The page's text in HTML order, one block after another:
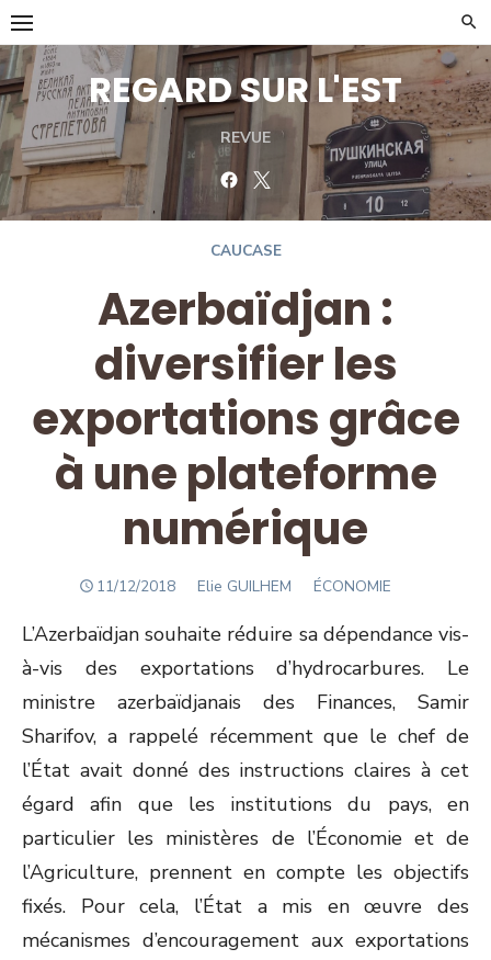
Skip
to
content
REGARD SUR L'EST
REVUE
FacebookTwitter
CAUCASE
Azerbaïdjan :
diversifier les
exportations grâce
à une plateforme
numérique
POSTED
11/12/2018 Author
Elie GUILHEM ÉCONOMIE
L’Azerbaïdjan souhaite réduire sa dépendance vis-
à-vis des exportations d’hydrocarbures. Le
ministre azerbaïdjanais des Finances, Samir
Sharifov, a rappelé récemment que le chef de
l’État avait donné des instructions claires à cet
égard afin que les institutions du pays, en
particulier les ministères de l’Économie et de
l’Agriculture, prennent en compte les objectifs
fixés. Pour cela, l’État a mis en œuvre des
mécanismes d’encouragement aux exportations